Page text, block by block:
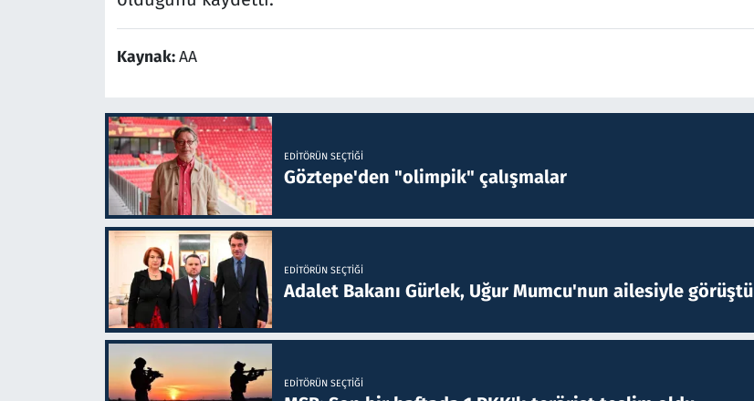
Kaynak:AA
EDITÖRÜN SEÇTIĞI
Göztepe'den "olimpik" çalışmalar
EDITÖRÜN SEÇTIĞI
Adalet Bakanı Gürlek, Uğur Mumcu'nun ailesiyle görüştü
EDITÖRÜN SEÇTIĞI